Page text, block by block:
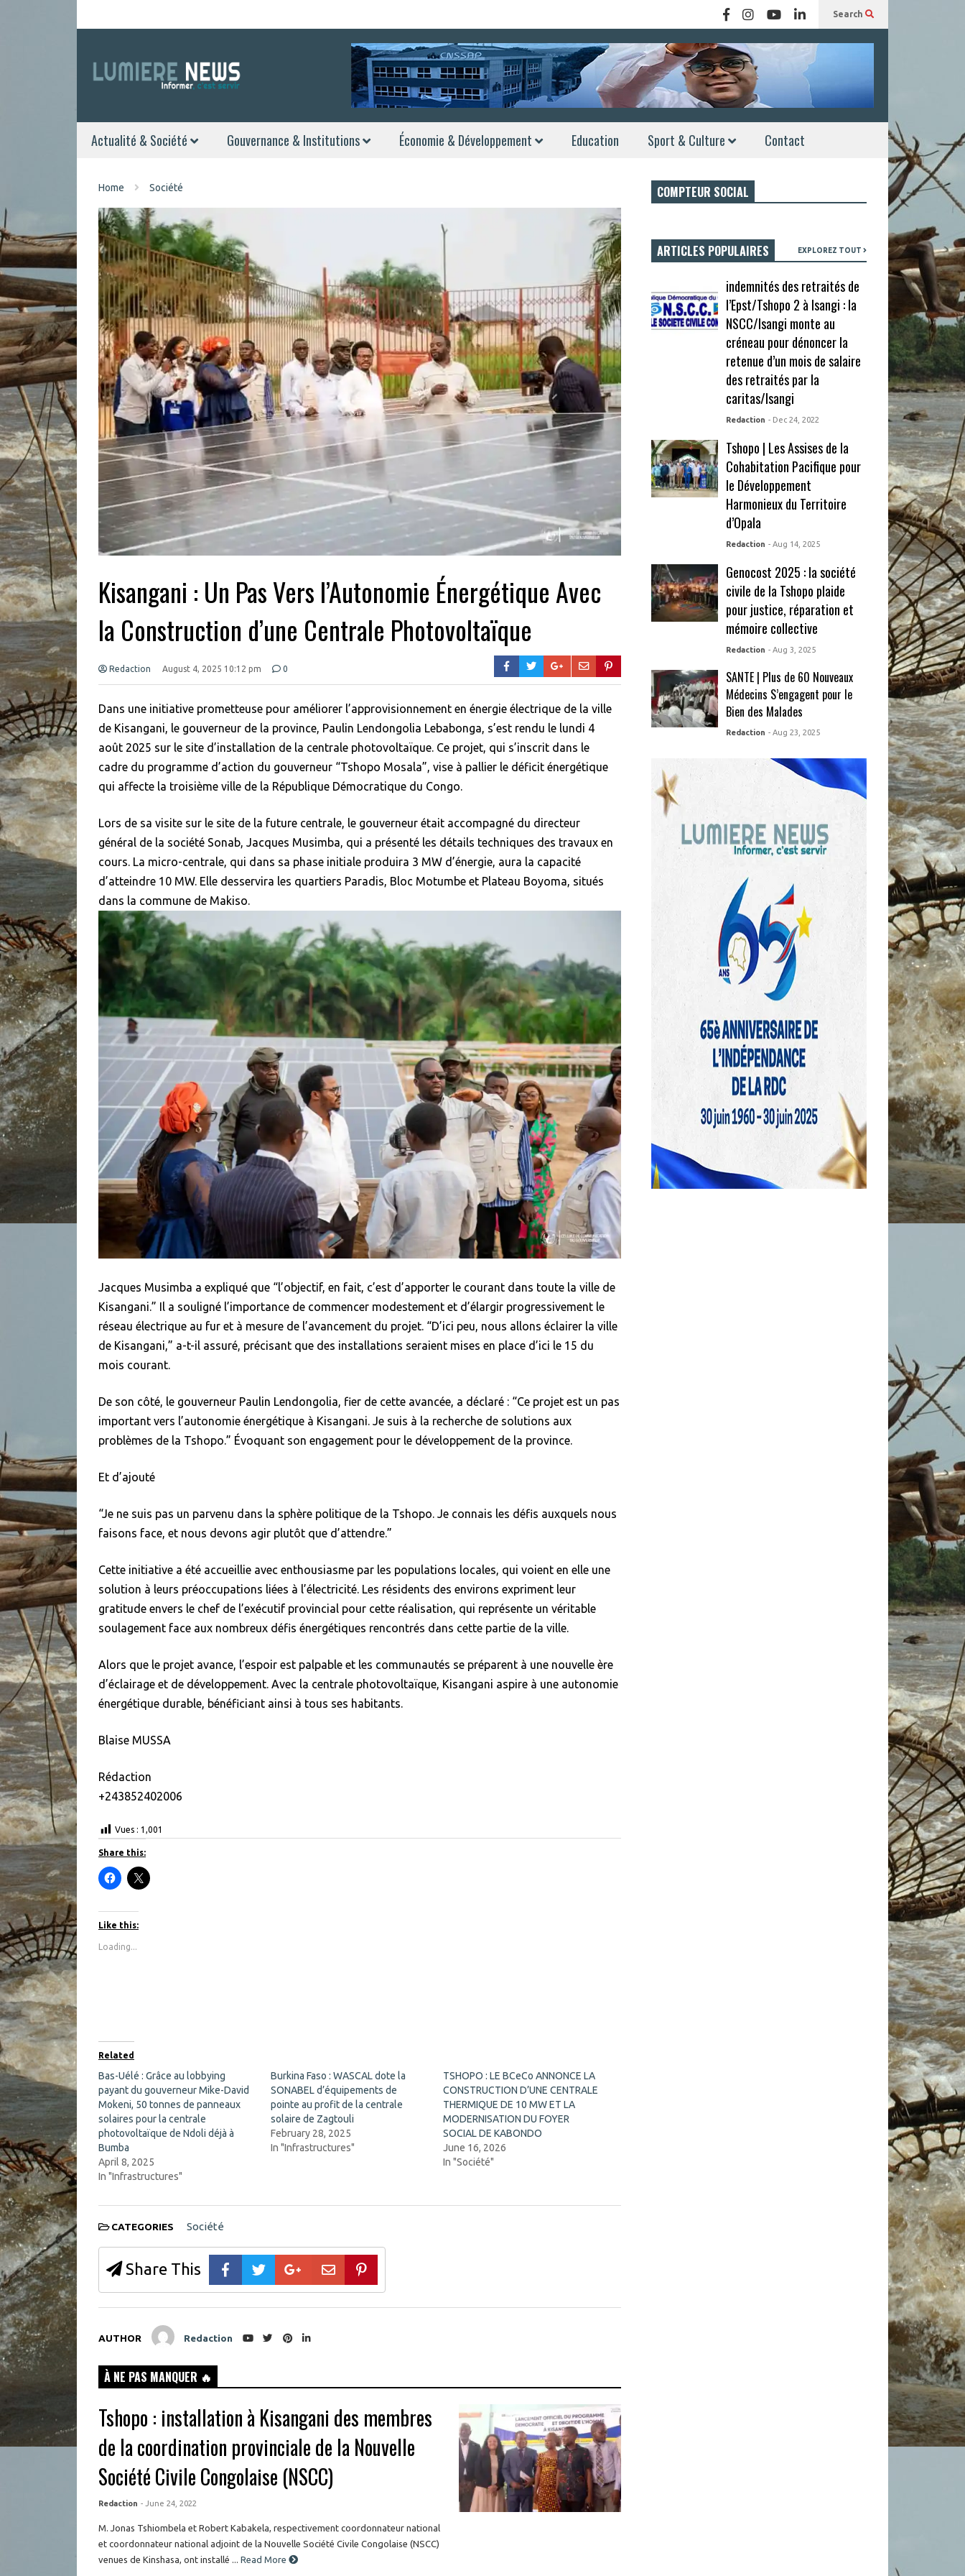
Search
Actualité & Société Gouvernance & Institutions Économie & Développement Education Sport & Culture Contact
Home Société
Kisangani : Un Pas Vers l’Autonomie Énergétique Avec
la Construction d’une Centrale Photovoltaïque
Redaction August 4, 2025 10:12 pm 0
Dans une initiative prometteuse pour améliorer l’approvisionnement en énergie électrique de la ville
de Kisangani, le gouverneur de la province, Paulin Lendongolia Lebabonga, s’est rendu le lundi 4
août 2025 sur le site d’installation de la centrale photovoltaïque. Ce projet, qui s’inscrit dans le
cadre du programme d’action du gouverneur “Tshopo Mosala”, vise à pallier le déficit énergétique
qui affecte la troisième ville de la République Démocratique du Congo.
Lors de sa visite sur le site de la future centrale, le gouverneur était accompagné du directeur
général de la société Sonab, Jacques Musimba, qui a présenté les détails techniques des travaux en
cours. La micro-centrale, qui dans sa phase initiale produira 3 MW d’énergie, aura la capacité
d’atteindre 10 MW. Elle desservira les quartiers Paradis, Bloc Motumbe et Plateau Boyoma, situés
dans la commune de Makiso.
Jacques Musimba a expliqué que “l’objectif, en fait, c’est d’apporter le courant dans toute la ville de
Kisangani.” Il a souligné l’importance de commencer modestement et d’élargir progressivement le
réseau électrique au fur et à mesure de l’avancement du projet. “D’ici peu, nous allons éclairer la ville
de Kisangani,” a-t-il assuré, précisant que des installations seraient mises en place d’ici le 15 du
mois courant.
De son côté, le gouverneur Paulin Lendongolia, fier de cette avancée, a déclaré : “Ce projet est un pas
important vers l’autonomie énergétique à Kisangani. Je suis à la recherche de solutions aux
problèmes de la Tshopo.” Évoquant son engagement pour le développement de la province.
Et d’ajouté
“Je ne suis pas un parvenu dans la sphère politique de la Tshopo. Je connais les défis auxquels nous
faisons face, et nous devons agir plutôt que d’attendre.”
Cette initiative a été accueillie avec enthousiasme par les populations locales, qui voient en elle une
solution à leurs préoccupations liées à l’électricité. Les résidents des environs expriment leur
gratitude envers le chef de l’exécutif provincial pour cette réalisation, qui représente un véritable
soulagement face aux nombreux défis énergétiques rencontrés dans cette partie de la ville.
Alors que le projet avance, l’espoir est palpable et les communautés se préparent à une nouvelle ère
d’éclairage et de développement. Avec la centrale photovoltaïque, Kisangani aspire à une autonomie
énergétique durable, bénéficiant ainsi à tous ses habitants.
Blaise MUSSA
Rédaction
+243852402006
Vues : 1,001
Share this:
C
l
k
o
s
h
b
o
o
k
(
O
p
e
n
s
i
n
n
e
w
w
n
o
w
C
l
i
n
n
e
w
w
i
n
o
w
)
Like this:
Loading...
Related
Bas-Uélé : Grâce au lobbying
payant du gouverneur Mike-David
Mokeni, 50 tonnes de panneaux
solaires pour la centrale
photovoltaïque de Ndoli déjà à
Bumba
April 8, 2025
In "Infrastructures"
Burkina Faso : WASCAL dote la
SONABEL d’équipements de
pointe au profit de la centrale
solaire de Zagtouli
February 28, 2025
In "Infrastructures"
TSHOPO : LE BCeCo ANNONCE LA
CONSTRUCTION D’UNE CENTRALE
THERMIQUE DE 10 MW ET LA
MODERNISATION DU FOYER
SOCIAL DE KABONDO
June 16, 2026
In "Société"
CATEGORIES Société
Share This
AUTHOR Redaction
À NE PAS MANQUER 🔥
Tshopo : installation à Kisangani des membres
de la coordination provinciale de la Nouvelle
Société Civile Congolaise (NSCC)
Redaction - June 24, 2022
M. Jonas Tshiombela et Robert Kabakela, respectivement coordonnateur national
et coordonnateur national adjoint de la Nouvelle Société Civile Congolaise (NSCC)
venues de Kinshasa, ont installé ... Read More
COMPTEUR SOCIAL
ARTICLES POPULAIRES EXPLOREZ TOUT
indemnités des retraités de
l’Epst/Tshopo 2 à Isangi : la
NSCC/Isangi monte au
créneau pour dénoncer la
retenue d’un mois de salaire
des retraités par la
caritas/Isangi
Redaction - Dec 24, 2022
Tshopo | Les Assises de la
Cohabitation Pacifique pour
le Développement
Harmonieux du Territoire
d’Opala
Redaction - Aug 14, 2025
Genocost 2025 : la société
civile de la Tshopo plaide
pour justice, réparation et
mémoire collective
Redaction - Aug 3, 2025
SANTE | Plus de 60 Nouveaux
Médecins S’engagent pour le
Bien des Malades
Redaction - Aug 23, 2025